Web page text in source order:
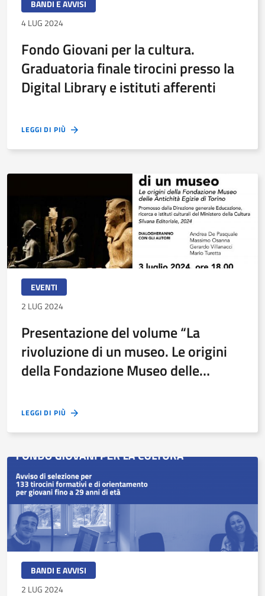
BANDI E AVVISI
4 LUG 2024
Fondo Giovani per la cultura.
Graduatoria finale tirocini presso la
Digital Library e istituti afferenti
LEGGI DI PIÙ
EVENTI
2 LUG 2024
Presentazione del volume “La
rivoluzione di un museo. Le origini
della Fondazione Museo delle
LEGGI DI PIÙ
BANDI E AVVISI
2 LUG 2024